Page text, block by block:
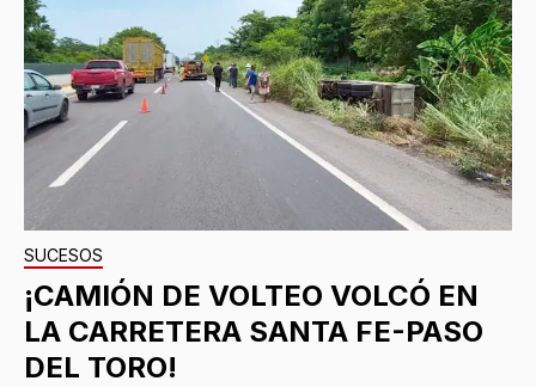
SUCESOS
¡CAMIÓN DE VOLTEO VOLCÓ EN
LA CARRETERA SANTA FE-PASO
DEL TORO!